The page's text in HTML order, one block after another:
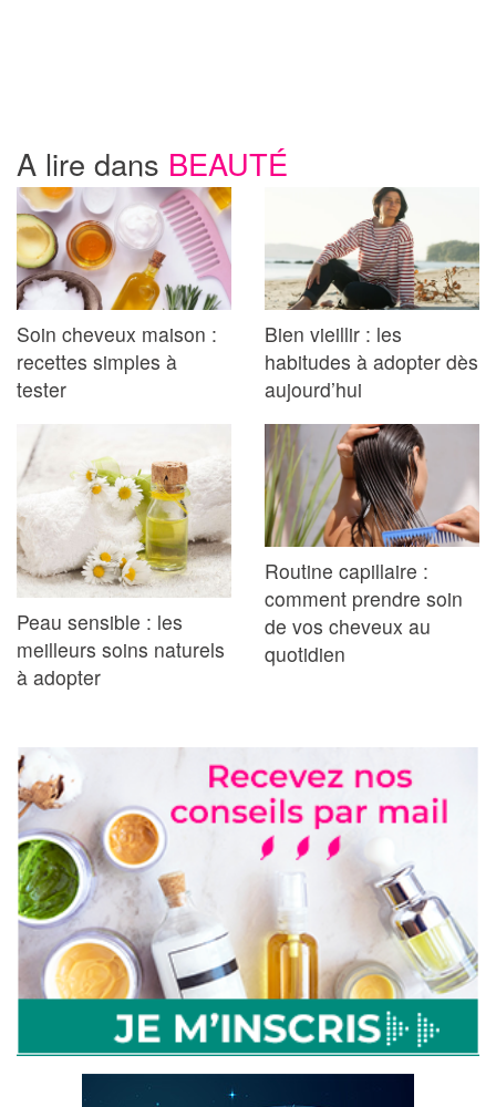
A lire dans BEAUTÉ
Soin cheveux maison :
recettes simples à
tester
Bien vieillir : les
habitudes à adopter dès
aujourd’hui
Peau sensible : les
meilleurs soins naturels
à adopter
Routine capillaire :
comment prendre soin
de vos cheveux au
quotidien